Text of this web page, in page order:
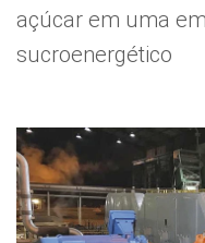
açúcar em uma
sucroenergético